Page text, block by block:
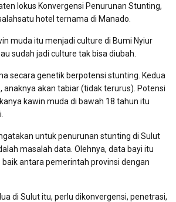
lokus Konvergensi Penurunan Stunting,
hotel ternama di Manado.
muda itu menjadi culture di Bumi Nyiur
sudah jadi culture tak bisa diubah.
secara genetik berpotensi stunting. Kedua
anaknya akan tabiar (tidak terurus). Potensi
kawin muda di bawah 18 tahun itu
untuk penurunan stunting di Sulut
masalah data. Olehnya, data bayi itu
antara pemerintah provinsi dengan
di Sulut itu, perlu dikonvergensi, penetrasi,